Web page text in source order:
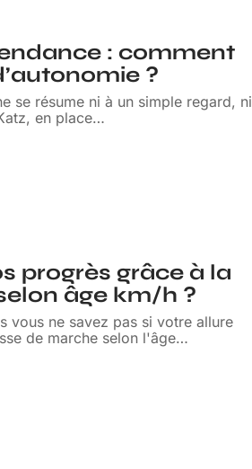
: comment
?
se résume ni à un simple regard, ni
en place…
progrès grâce à la
âge km/h ?
vous ne savez pas si votre allure
de marche selon l'âge…